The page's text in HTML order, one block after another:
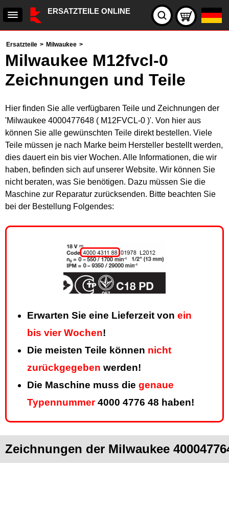
ERSATZTEILE ONLINE
Ersatzteile > Milwaukee >
Milwaukee M12fvcl-0
Zeichnungen und Teile
Hier finden Sie alle verfügbaren Teile und Zeichnungen der
'Milwaukee 4000477648 ( M12FVCL-0 )'. Von hier aus
können Sie alle gewünschten Teile direkt bestellen. Viele
Teile müssen je nach Marke beim Hersteller bestellt werden,
dies dauert ein bis vier Wochen. Alle Informationen, die wir
haben, befinden sich auf unserer Website. Wir können Sie
nicht beraten, was Sie benötigen. Dazu müssen Sie die
Maschine zur Reparatur zurücksenden. Bitte beachten Sie
bei der Bestellung Folgendes:
Erwarten Sie eine Lieferzeit von ein
bis vier Wochen!
Die meisten Teile können nicht
zurückgegeben werden!
Die Maschine muss die genaue
Typennummer4000 4776 48 haben!
Zeichnungen der Milwaukee